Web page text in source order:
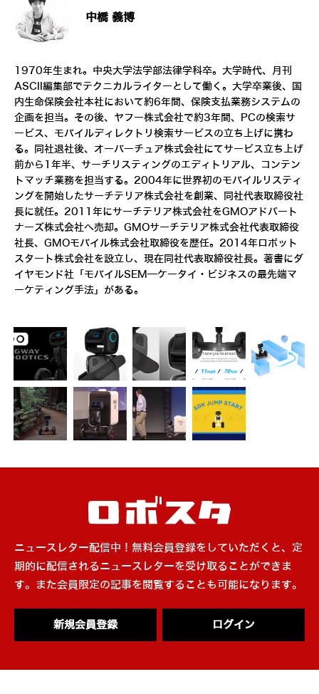
中橋 義博
1970年生まれ。中央大学法学部法律学科卒。大学時代、月刊
ASCII編集部でテクニカルライターとして働く。大学卒業後、国
内生命保険会社本社において約6年間、保険支払業務システムの
企画を担当。その後、ヤフー株式会社で約3年間、PCの検索サ
ービス、モバイルディレクトリ検索サービスの立ち上げに携わ
る。同社退社後、オーバーチュア株式会社にてサービス立ち上げ
前から1年半、サーチリスティングのエディトリアル、コンテン
トマッチ業務を担当する。2004年に世界初のモバイルリスティ
ングを開始したサーチテリア株式会社を創業、同社代表取締役社
長に就任。2011年にサーチテリア株式会社をGMOアドパート
ナーズ株式会社へ売却。GMOサーチテリア株式会社代表取締役
社長、GMOモバイル株式会社取締役を歴任。2014年ロボット
スタート株式会社を設立し、現在同社代表取締役社長。著書にダ
イヤモンド社「モバイルSEM―ケータイ・ビジネスの最先端マ
ーケティング手法」がある。
ニュースレター配信中！無料会員登録をしていただくと、定
期的に配信されるニュースレターを受け取ることができま
す。また会員限定の記事を閲覧することも可能になります。
新規会員登録 ログイン